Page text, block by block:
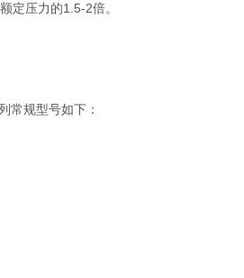
定压力的1.5-2倍。
常规型号如下：